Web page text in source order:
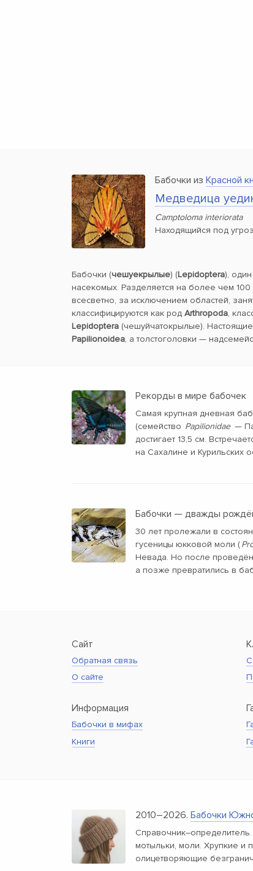
Бабочки из Красной
Медведица
Camptoloma interiorata
Находящийся под
Бабочки (чешуекрылые) (Lepidoptera),
насекомых. Разделяется на более чем 100
всесветно, за исключением областей,
классифицируются как род Arthropoda,
Lepidoptera (чешуйчатокрылые).
Papilionoidea, а толстоголовки —
Рекорды в мире бабочек
Самая крупная дневная
(семейство Papilionidae —
достигает 13,5 см.
на Сахалине и Курильских
Бабочки — дважды
30 лет пролежали в
гусеницы юкковой моли (
Невада. Но после
а позже превратились в
Сайт
Обратная связь
О сайте
Информация
Бабочки в мифах
Книги
2010–2026. Бабочки
мотыльки, моли. Хрупкие и
олицетворяющие